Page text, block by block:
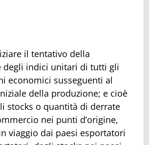
il tentativo della
degli indici unitari di tutti gli
economici susseguenti al
della produzione; e cioè
stocks o quantità di derrate
nei punti d’origine,
viaggio dai paesi esportatori